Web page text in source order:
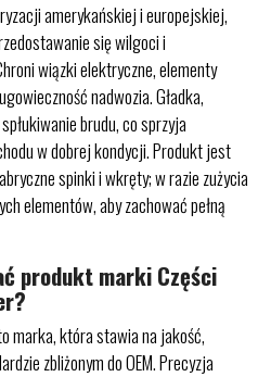
amerykańskiej i europejskiej,
się wilgoci i
wiązki elektryczne, elementy
nadwozia. Gładka,
brudu, co sprzyja
w dobrej kondycji. Produkt jest
spinki i wkręty; w razie zużycia
elementów, aby zachować pełną
produkt marki Części
marka, która stawia na jakość,
zbliżonym do OEM. Precyzja